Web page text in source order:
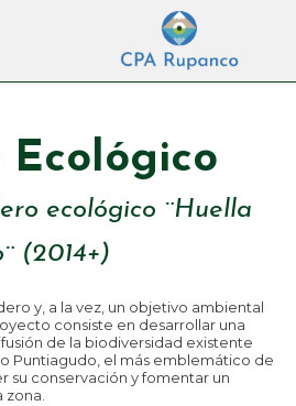
Ecológico
ecológico ¨Huella
(2014+)
y, a la vez, un objetivo ambiental
consiste en desarrollar una
de la biodiversidad existente
Puntiagudo, el más emblemático de
su conservación y fomentar un
zona.